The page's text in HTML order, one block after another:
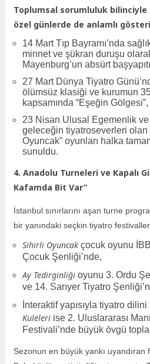
Toplumsal sorumluluk
özel günlerde de anlamlı
14 Mart Tıp Bayramı’nda
minnet ve şükran duruşu
Mayenburg’un absürt
27 Mart Dünya Tiyatro
ölümsüz klasiği ve kurumun
kapsamında “Eşeğin Gölgesi”,
23 Nisan Ulusal Egemenlik ve
geleceğin tiyatroseverleri
Oyuncak” oyunları halka
sunuldu.
4. Anadolu Turneleri ve Kapalı
Kafamda Bit Var”
İstanbul sınırlarını aşan turne
bir yanındaki seçkin tiyatro
Sihirli Oyuncak çocuk oyunu
Çocuk Şenliği’nde,
Ay Tedirginliği oyunu 3. Ordu
ve 14. Sarıyer Tiyatro
İnteraktif yapısıyla tiyatro
Kuleleri ise 2. Uluslararası
Festivali’nde büyük övgü
Sezonun en büyük yankı